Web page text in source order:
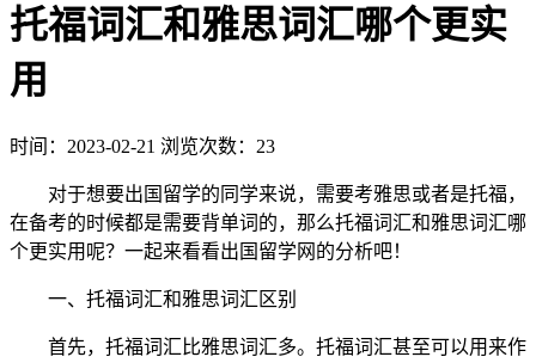
托福词汇和雅思词汇哪个更实
用
时间：2023-02-21 浏览次数：23
对于想要出国留学的同学来说，需要考雅思或者是托福，
在备考的时候都是需要背单词的，那么托福词汇和雅思词汇哪
个更实用呢？一起来看看出国留学网的分析吧！
一、托福词汇和雅思词汇区别
首先，托福词汇比雅思词汇多。托福词汇甚至可以用来作